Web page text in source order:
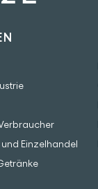
Einzelhandel